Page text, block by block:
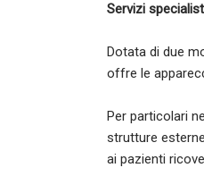
Servizi
Dotata di due
offre le
Per particolari
strutture
ai pazienti